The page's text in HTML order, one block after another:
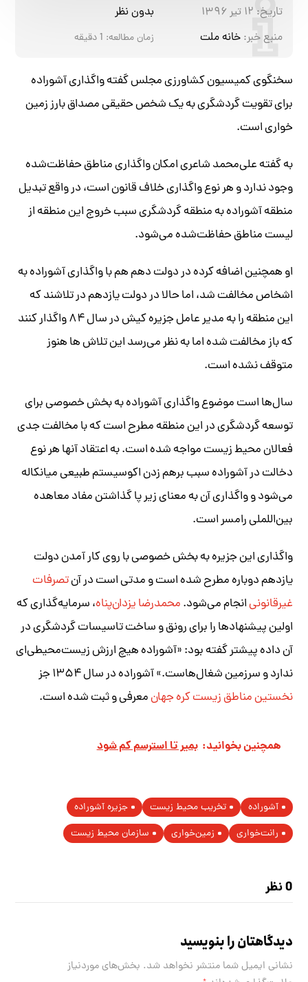
تاریخ: ۱۲ تیر ۱۳۹۶
بدون نظر
منبع خبر: خانه ملت زمان مطالعه: 1دقیقه
سخنگوی کمیسیون کشاورزی مجلس گفته واگذاری آشوراده
برای تقویت گردشگری به یک شخص حقیقی مصداق بارز زمین
خواری است.
به گفته علی‌محمد شاعری امکان واگذاری مناطق حفاظت‌شده
وجود ندارد و هر نوع واگذاری خلاف قانون است، در واقع تبدیل
منطقه آشوراده به منطقه گردشگری سبب خروج این منطقه از
لیست مناطق حفاظت‌شده می‌شود.
او همچنین اضافه کرده در دولت دهم هم با واگذاری آشوراده به
اشخاص مخالفت شد، اما حالا در دولت یازدهم در تلاشند که
این منطقه را به مدیر عامل جزیره کیش در سال ۸۴ واگذار کنند
که باز مخالفت شده اما به نظر می‌رسد این تلاش ها هنوز
متوقف نشده است.
سال‌ها است موضوع واگذاری آشوراده به بخش خصوصی برای
توسعه گردشگری در این منطقه مطرح است که با مخالفت جدی
فعالان محیط زیست مواجه شده است. به اعتقاد آنها هر نوع
دخالت در آشوراده سبب برهم زدن اکوسیستم طبیعی میانکاله
می‌شود و واگذاری آن به معنای زیر پا گذاشتن مفاد معاهده
بین‌اللملی رامسر است.
واگذاری این جزیره به بخش خصوصی با روی کار آمدن دولت
یازدهم دوباره مطرح شده است و مدتی است در آنتصرفات
غیرقانونیانجام می‌شود.محمدرضا یزدان‌پناه، سرمایه‌گذاری که
اولین پیشنهادها را برای رونق و ساخت تاسیسات گردشگری در
آن داده پیشتر گفته بود: «آشوراده هیچ ارزش زیست‌محیطی‌ای
ندارد و سرزمین شغال‌هاست.» آشوراده در سال ۱۳۵۴ جز
نخستین مناطق زیست کره جهانمعرفی و ثبت شده است.
همچنین بخوانید: بمیر تا استرسم کم شود
آشوراده تخریب محیط زیست
جزیره آشوراده
رانت‌خواری
زمین‌خواری سازمان محیط زیست
0 نظر
دیدگاهتان را بنویسید
نشانی ایمیل شما منتشر نخواهد شد. بخش‌های موردنیاز